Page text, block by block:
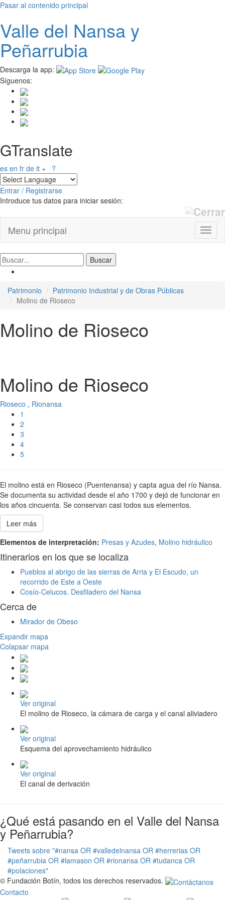
Pasar al contenido principal
Valle del Nansay
Peñarrubia
Descarga la app:
Síguenos:
GTranslate
es en fr de it + ?
Entrar / Registrarse
Introduce tus datos para iniciar sesión:
Menu principal
Patrimonio
Patrimonio Industrial y de Obras Públicas
Molino de Rioseco
Molino de Rioseco
Molino de Rioseco
Rioseco , Rionansa
1
2
3
4
5
El molino está en Rioseco (Puentenansa) y capta agua del río Nansa.
Se documenta su actividad desde el año 1700 y dejó de funcionar en
los años cincuenta. Se conservan casi todos sus elementos.
Leer más
Elementos de interpretación: Presas y Azudes, Molino hidráulico
Itinerarios en los que se localiza
Pueblos al abrigo de las sierras de Arria y El Escudo, un
recorrido de Este a Oeste
Cosío-Celucos. Desfiladero del Nansa
Cerca de
Mirador de Obeso
Expandir mapa
Colapsar mapa
Ver original
El molino de Rioseco, la cámara de carga y el canal aliviadero
Ver original
Esquema del aprovechamiento hidráulico
Ver original
El canal de derivación
¿Qué está pasando en el Valle del Nansa
y Peñarrubia?
Tweets sobre "#nansa OR #valledelnansa OR #herrerias OR
#peñarrubia OR #lamason OR #rionansa OR #tudanca OR
#polaciones"
© Fundación Botín, todos los derechos reservados.
Contacto